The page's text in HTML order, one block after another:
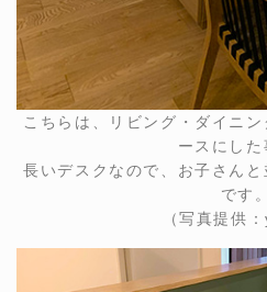
こちらは、リビング・ダイニ
ースにした
長いデスクなので、お子さん
です。
（写真提供